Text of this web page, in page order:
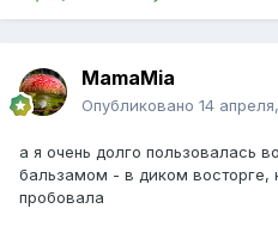
MamaMia
Опубликовано 14
а я очень долго пользовалась
бальзамом - в диком восторге,
пробовала